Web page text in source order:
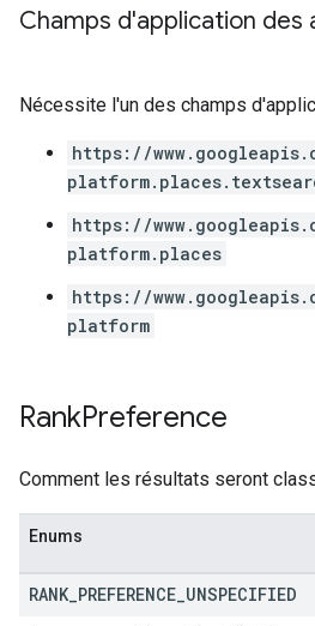
Champs d'application des
Nécessite l'un des champs
https://
https://
platform.places
https://
platform
RankPreference
Comment les résultats seront
Enums
RANK PREFERENCE UNSPECIFIED